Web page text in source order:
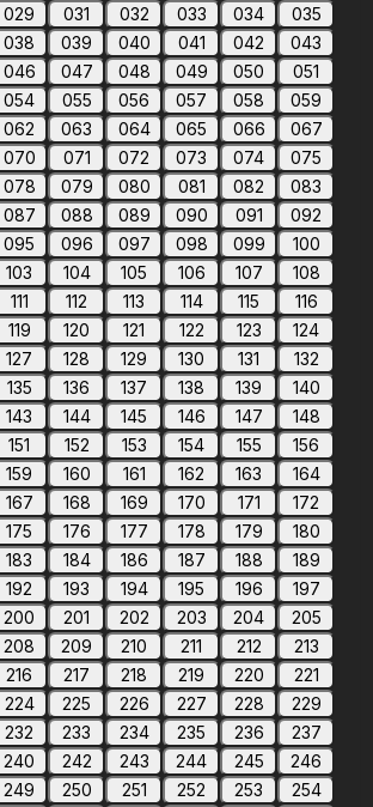
029 031 032 033 034
035
038 039 040 041 042
043
046 047 048 049 050
051
054 055 056 057 058
059
062 063 064 065 066
067
070 071 072 073 074
075
078 079 080 081 082
083
087 088 089 090 091
092
095 096 097 098 099
100
103 104 105 106 107
108
111 112 113 114 115
116
119 120 121 122 123
124
127 128 129 130 131
132
135 136 137 138 139
140
143 144 145 146 147
148
151 152 153 154 155
156
159 160 161 162 163
164
167 168 169 170 171
172
175 176 177 178 179
180
183 184 186 187 188
189
192 193 194 195 196
197
200 201 202 203 204
205
208 209 210 211 212
213
216 217 218 219 220
221
224 225 226 227 228
229
232 233 234 235 236
237
240 242 243 244 245
246
249 250 251 252 253
254